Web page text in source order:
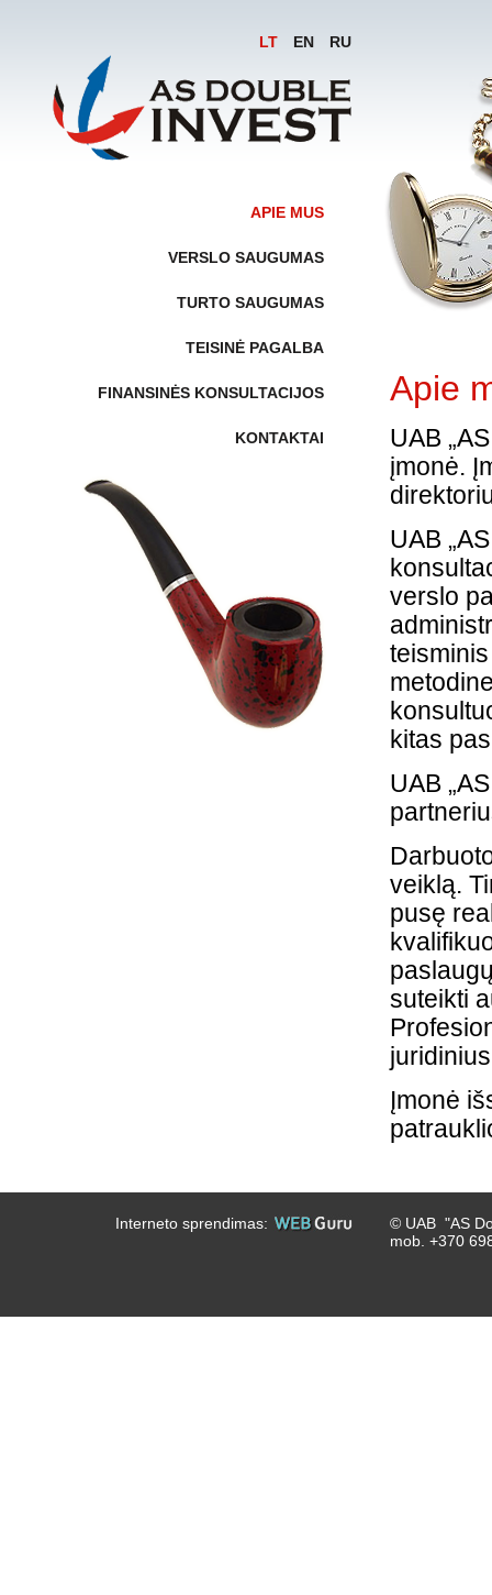
LT EN RU
APIE MUS
VERSLO SAUGUMAS
TURTO SAUGUMAS
TEISINĖ PAGALBA
FINANSINĖS KONSULTACIJOS
KONTAKTAI
Apie
UAB
įmonė.
UAB
verslo
kitas
UAB
veiklą.
pusę
suteikti
Įmonė
Interneto sprendimas:
© UAB "AS
mob. +370